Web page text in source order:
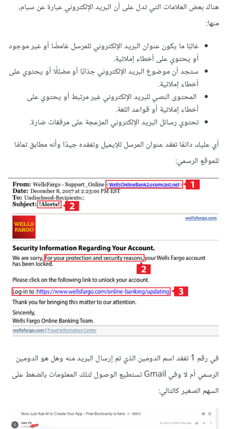
هناك بعض العلامات التي تدل على أن البريد الإلكتروني عبارة عن سبام،
منها:
غالبًا ما يكون عنوان البريد الإلكتروني للمرسل غامضًا أو غير موجود
أو يحتوي على أخطاء إملائية.
ستجد أن موضوع البريد الإلكتروني جذابًا أو مضللًا أو يحتوي على
أخطاء إملائية.
المحتوى النصي للبريد الإلكتروني غير مرتبط أو يحتوي على
أخطاء إملائية أو قواعد اللغة.
تحتوي رسائل البريد الإلكتروني المزعجة على مرفقات ضارة.
أي عليك دائمًا تفقد عنوان المرسل للإيميل وتفقده جيدًا وأنه مطابق تمامًا
للموقع الرسمي:
في رقم 1 تفقد اسم الدومين الذي تم إرسال البريد منه وهل هو الدومين
الرسمي أم لا وفي Gmail تستطيع الوصول لتلك المعلومات بالضغط على
السهم الصغير كالتالي: